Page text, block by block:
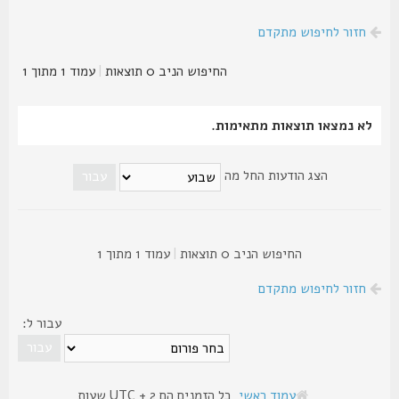
חזור לחיפוש מתקדם
החיפוש הניב 0 תוצאות |עמוד1מתוך1
לא נמצאו תוצאות מתאימות.
הצג הודעות החל מה
החיפוש הניב 0 תוצאות |עמוד1מתוך1
חזור לחיפוש מתקדם
עבור ל:
עמוד ראשי כל הזמנים הם UTC + 2 שעות